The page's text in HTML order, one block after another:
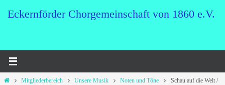
InhaltEckernförder Chorgemeinschaft von 1860 e.V.
StartMitgliederbereich Unsere Musik Noten und Töne
Schau auf die Welt /